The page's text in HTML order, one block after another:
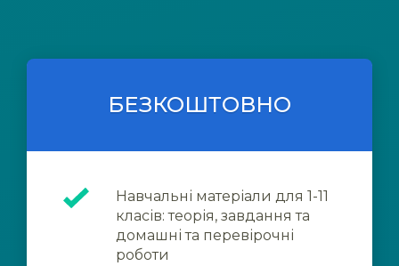
БЕЗКОШТОВНО
Навчальні матеріали для 1-11
класів: теорія, завдання та
домашні та перевірочні
роботи